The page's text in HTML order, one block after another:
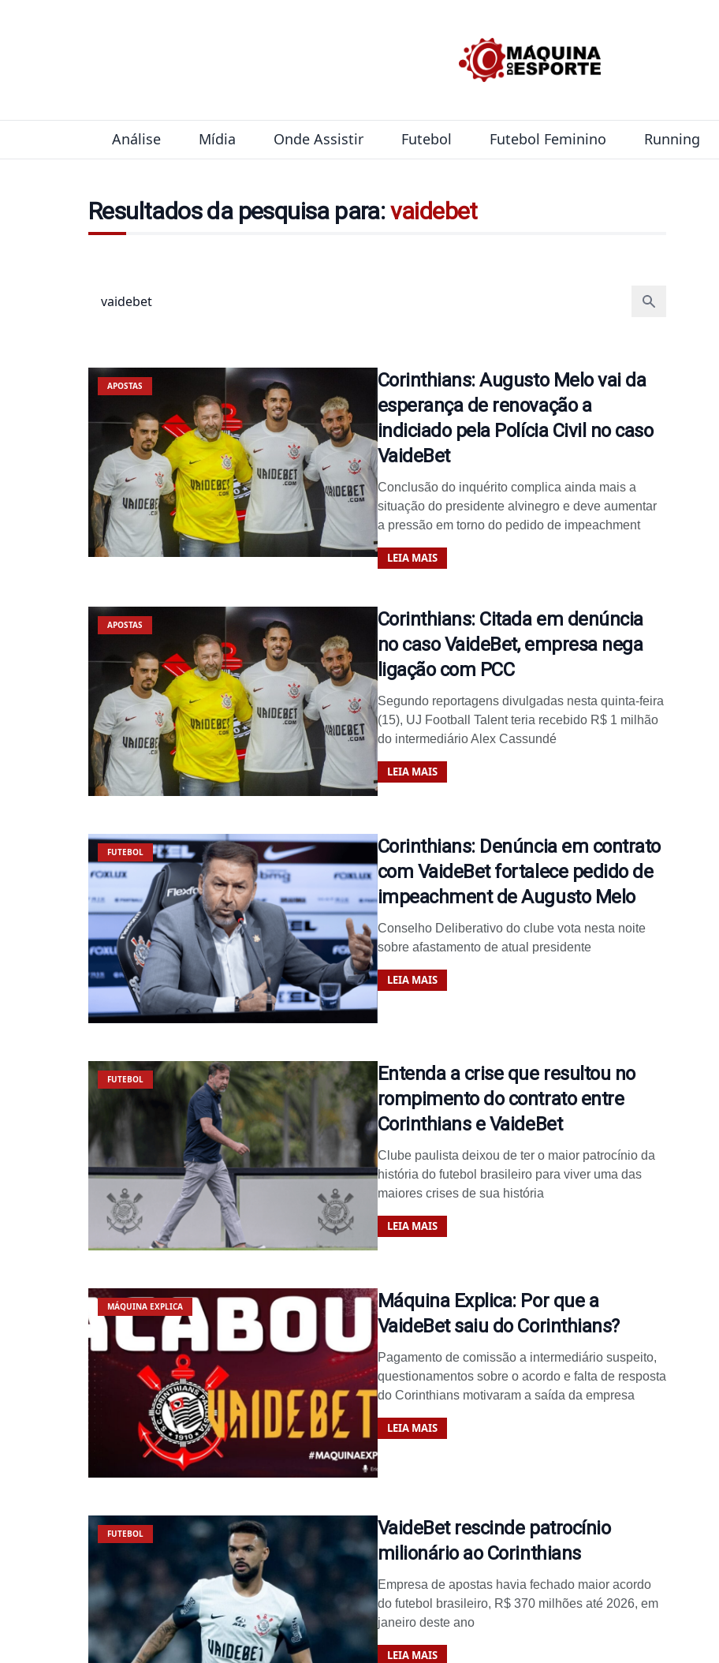
Análise Mídia Onde Assistir Futebol Futebol Feminino Running
Resultados da pesquisa para:vaidebet
Pesquisar por:
APOSTAS
Corinthians: Augusto Melo vai da
esperança de renovação a
indiciado pela Polícia Civil no caso
VaideBet
Conclusão do inquérito complica ainda mais a
situação do presidente alvinegro e deve aumentar
a pressão em torno do pedido de impeachment
LEIA MAIS
APOSTAS
Corinthians: Citada em denúncia
no caso VaideBet, empresa nega
ligação com PCC
Segundo reportagens divulgadas nesta quinta-feira
(15), UJ Football Talent teria recebido R$ 1 milhão
do intermediário Alex Cassundé
LEIA MAIS
FUTEBOL
Corinthians: Denúncia em contrato
com VaideBet fortalece pedido de
impeachment de Augusto Melo
Conselho Deliberativo do clube vota nesta noite
sobre afastamento de atual presidente
LEIA MAIS
FUTEBOL
Entenda a crise que resultou no
rompimento do contrato entre
Corinthians e VaideBet
Clube paulista deixou de ter o maior patrocínio da
história do futebol brasileiro para viver uma das
maiores crises de sua história
LEIA MAIS
MÁQUINA EXPLICA
Máquina Explica: Por que a
VaideBet saiu do Corinthians?
Pagamento de comissão a intermediário suspeito,
questionamentos sobre o acordo e falta de resposta
do Corinthians motivaram a saída da empresa
LEIA MAIS
FUTEBOL
VaideBet rescinde patrocínio
milionário ao Corinthians
Empresa de apostas havia fechado maior acordo
do futebol brasileiro, R$ 370 milhões até 2026, em
janeiro deste ano
LEIA MAIS